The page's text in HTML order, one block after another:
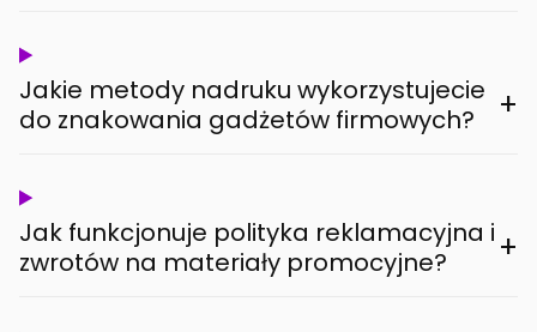
Jakie metody nadruku wykorzystujecie
do znakowania gadżetów firmowych?
+
Jak funkcjonuje polityka reklamacyjna i
zwrotów na materiały promocyjne?
+